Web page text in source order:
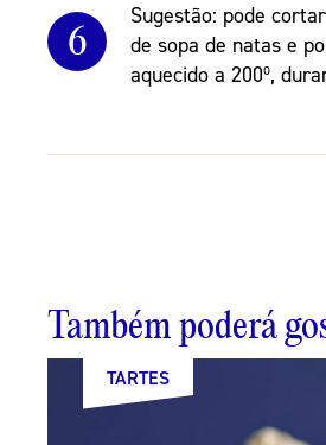
6
Sugestão: pode
de sopa de natas e
aquecido a 200º,
Também poderá
TARTES
TARTES